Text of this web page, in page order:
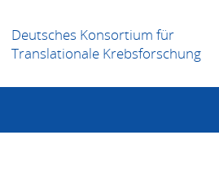
Deutsches Konsortium für
Translationale Krebsforschung